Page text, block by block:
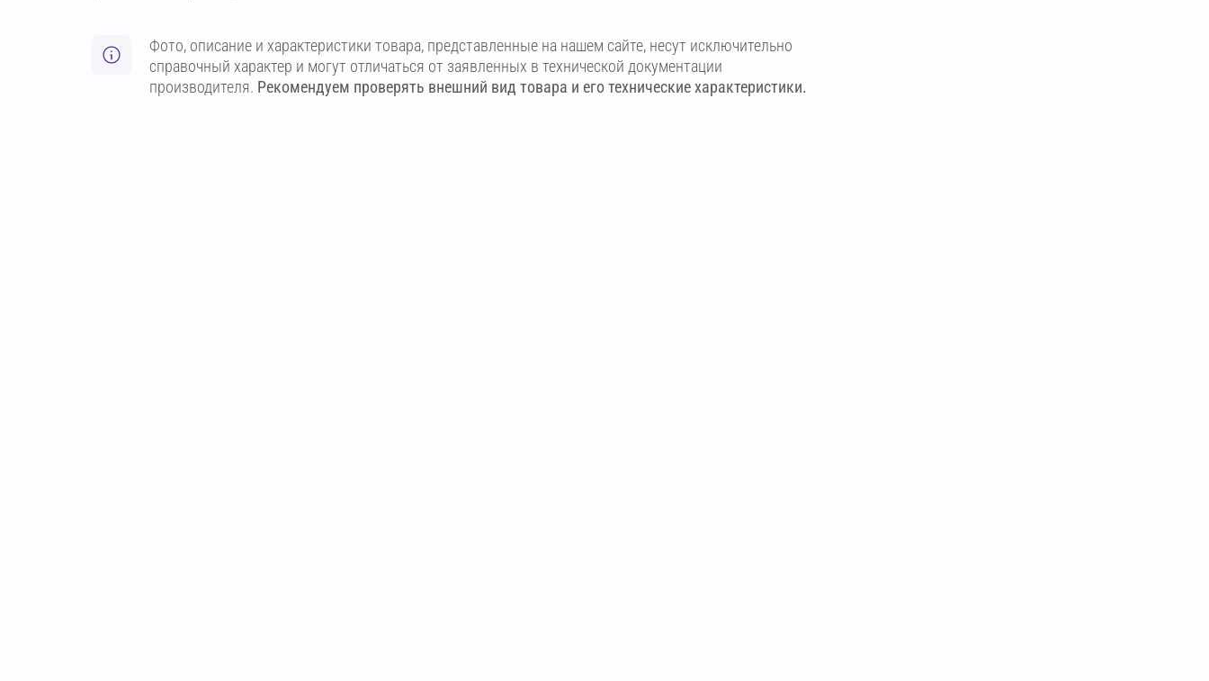
Фото, описание и характеристики товара, представленные на нашем сайте, несут исключительно
справочный характер и могут отличаться от заявленных в технической документации
производителя. Рекомендуем проверять внешний вид товара и его технические характеристики.